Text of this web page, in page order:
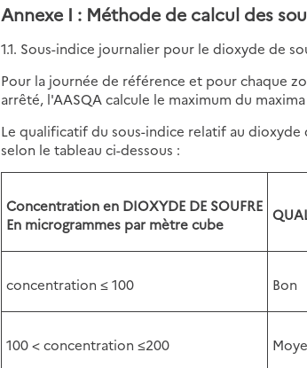
Annexe I : Méthode de calcul des
1.1. Sous-indice journalier pour le dioxyde de
Pour la journée de référence et pour chaque
arrêté, l'AASQA calcule le maximum du
Le qualificatif du sous-indice relatif au
selon le tableau ci-dessous :
Concentration en DIOXYDE DE SOUFRE
En microgrammes par mètre cube
concentration ≤ 100 Bon
100 < concentration ≤200